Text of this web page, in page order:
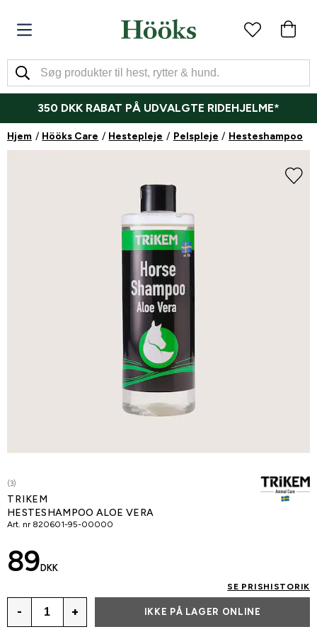
350 DKK RABAT PÅ UDVALGTE RIDEHJELME*
Hjem Hööks Care Hestepleje Pelspleje Hesteshampoo
(3)
TRIKEM
HESTESHAMPOO ALOE VERA
Art. nr 820601-95-00000
89 DKK
SE PRISHISTORIK
- + IKKE PÅ LAGER ONLINE